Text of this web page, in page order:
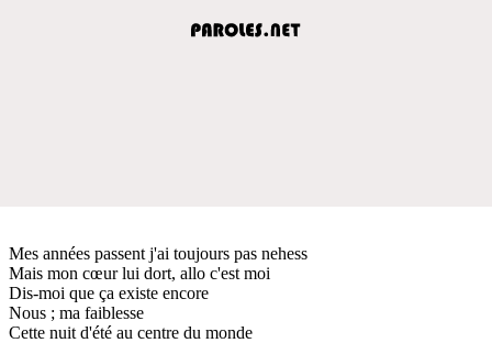
Mes années passent j'ai toujours pas nehess
Mais mon cœur lui dort, allo c'est moi
Dis-moi que ça existe encore
Nous ; ma faiblesse
Cette nuit d'été au centre du monde